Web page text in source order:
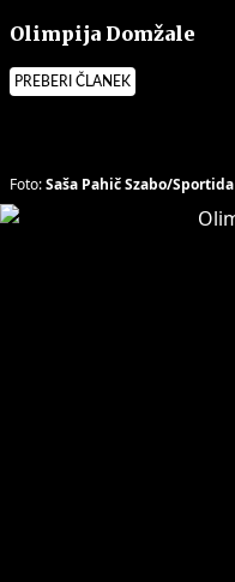
Olimpija Domžale
PREBERI ČLANEK
Foto:Saša Pahič Szabo/Sportida